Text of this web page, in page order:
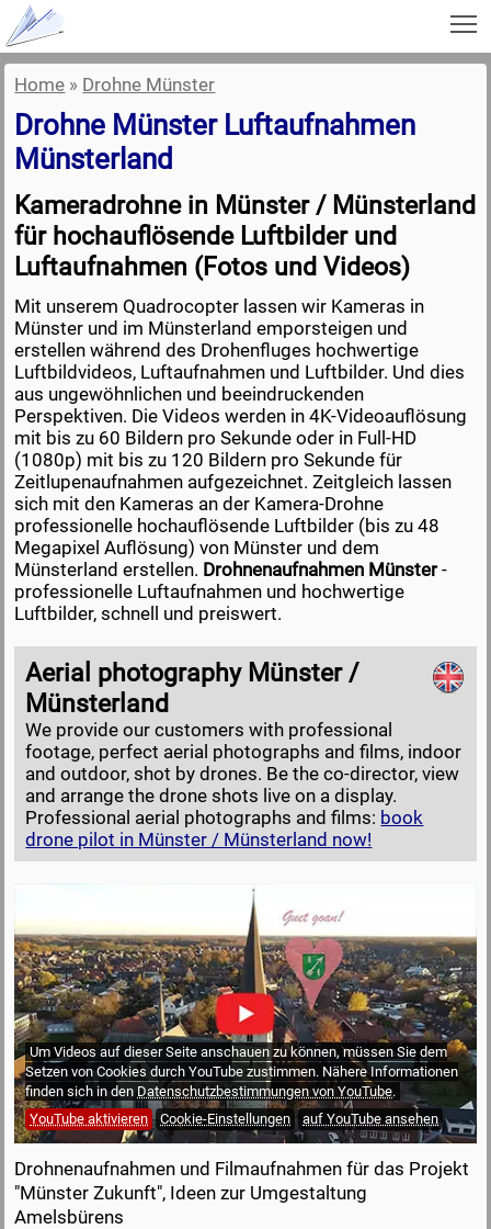
Home » Drohne Münster
Drohne Münster Luftaufnahmen
Münsterland
Kameradrohne in Münster / Münsterland
für hochauflösende Luftbilder und
Luftaufnahmen (Fotos und Videos)
Mit unserem Quadrocopter lassen wir Kameras in
Münster und im Münsterland emporsteigen und
erstellen während des Drohenfluges hochwertige
Luftbildvideos, Luftaufnahmen und Luftbilder. Und dies
aus ungewöhnlichen und beeindruckenden
Perspektiven. Die Videos werden in 4K-Videoauflösung
mit bis zu 60 Bildern pro Sekunde oder in Full-HD
(1080p) mit bis zu 120 Bildern pro Sekunde für
Zeitlupenaufnahmen aufgezeichnet. Zeitgleich lassen
sich mit den Kameras an der Kamera-Drohne
professionelle hochauflösende Luftbilder (bis zu 48
Megapixel Auflösung) von Münster und dem
Münsterland erstellen. Drohnenaufnahmen Münster-
professionelle Luftaufnahmen und hochwertige
Luftbilder, schnell und preiswert.
Aerial photography Münster /
Münsterland
We provide our customers with professional
footage, perfect aerial photographs and films, indoor
and outdoor, shot by drones. Be the co-director, view
and arrange the drone shots live on a display.
Professional aerial photographs and films: book
drone pilot in Münster / Münsterland now!
Um Videos auf dieser Seite anschauen zu können, müssen Sie dem
Setzen von Cookies durch YouTube zustimmen. Nähere Informationen
finden sich in den Datenschutzbestimmungen von YouTube.
YouTube aktivieren
Cookie-Einstellungen auf YouTube ansehen
Drohnenaufnahmen und Filmaufnahmen für das Projekt
"Münster Zukunft", Ideen zur Umgestaltung
Amelsbürens